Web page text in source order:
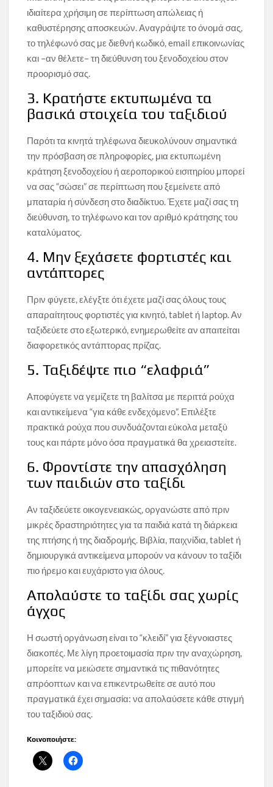
ιδιαίτερα χρήσιμη σε περίπτωση απώλειας ή
καθυστέρησης αποσκευών. Αναγράψτε το όνομά σας,
το τηλέφωνό σας με διεθνή κωδικό, email επικοινωνίας
και –αν θέλετε– τη διεύθυνση του ξενοδοχείου στον
προορισμό σας.
3. Κρατήστε εκτυπωμένα τα
βασικά στοιχεία του ταξιδιού
Παρότι τα κινητά τηλέφωνα διευκολύνουν σημαντικά
την πρόσβαση σε πληροφορίες, μια εκτυπωμένη
κράτηση ξενοδοχείου ή αεροπορικού εισιτηρίου μπορεί
να σας “σώσει” σε περίπτωση που ξεμείνετε από
μπαταρία ή σύνδεση στο διαδίκτυο. Έχετε μαζί σας τη
διεύθυνση, το τηλέφωνο και τον αριθμό κράτησης του
καταλύματος.
4. Μην ξεχάσετε φορτιστές και
αντάπτορες
Πριν φύγετε, ελέγξτε ότι έχετε μαζί σας όλους τους
απαραίτητους φορτιστές για κινητό, tablet ή laptop. Αν
ταξιδεύετε στο εξωτερικό, ενημερωθείτε αν απαιτείται
διαφορετικός αντάπτορας πρίζας.
5. Ταξιδέψτε πιο “ελαφριά”
Αποφύγετε να γεμίζετε τη βαλίτσα με περιττά ρούχα
και αντικείμενα “για κάθε ενδεχόμενο”. Επιλέξτε
πρακτικά ρούχα που συνδυάζονται εύκολα μεταξύ
τους και πάρτε μόνο όσα πραγματικά θα χρειαστείτε.
6. Φροντίστε την απασχόληση
των παιδιών στο ταξίδι
Αν ταξιδεύετε οικογενειακώς, οργανώστε από πριν
μικρές δραστηριότητες για τα παιδιά κατά τη διάρκεια
της πτήσης ή της διαδρομής. Βιβλία, παιχνίδια, tablet ή
δημιουργικά αντικείμενα μπορούν να κάνουν το ταξίδι
πιο ήρεμο και ευχάριστο για όλους.
Απολαύστε το ταξίδι σας χωρίς
άγχος
Η σωστή οργάνωση είναι το “κλειδί” για ξέγνοιαστες
διακοπές. Με λίγη προετοιμασία πριν την αναχώρηση,
μπορείτε να μειώσετε σημαντικά τις πιθανότητες
απρόοπτων και να επικεντρωθείτε σε αυτό που
πραγματικά έχει σημασία: να απολαύσετε κάθε στιγμή
του ταξιδιού σας.
Κοινοποιήστε: